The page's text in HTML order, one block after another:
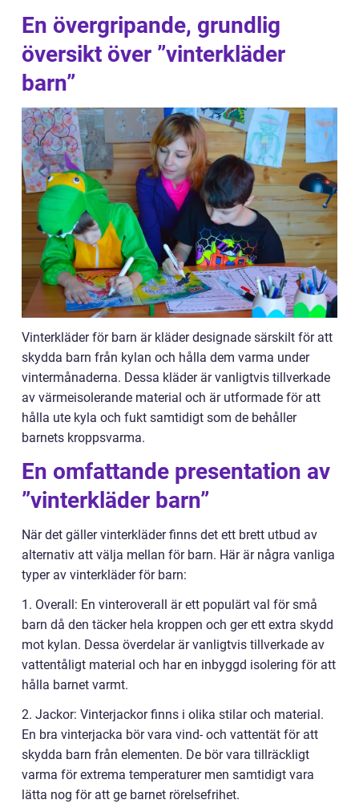
En övergripande, grundlig
översikt över ”vinterkläder
barn”
Vinterkläder för barn är kläder designade särskilt för att
skydda barn från kylan och hålla dem varma under
vintermånaderna. Dessa kläder är vanligtvis tillverkade
av värmeisolerande material och är utformade för att
hålla ute kyla och fukt samtidigt som de behåller
barnets kroppsvarma.
En omfattande presentation av
”vinterkläder barn”
När det gäller vinterkläder finns det ett brett utbud av
alternativ att välja mellan för barn. Här är några vanliga
typer av vinterkläder för barn:
1. Overall: En vinteroverall är ett populärt val för små
barn då den täcker hela kroppen och ger ett extra skydd
mot kylan. Dessa överdelar är vanligtvis tillverkade av
vattentåligt material och har en inbyggd isolering för att
hålla barnet varmt.
2. Jackor: Vinterjackor finns i olika stilar och material.
En bra vinterjacka bör vara vind- och vattentät för att
skydda barn från elementen. De bör vara tillräckligt
varma för extrema temperaturer men samtidigt vara
lätta nog för att ge barnet rörelsefrihet.